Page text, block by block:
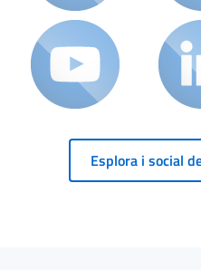
Esplora i social